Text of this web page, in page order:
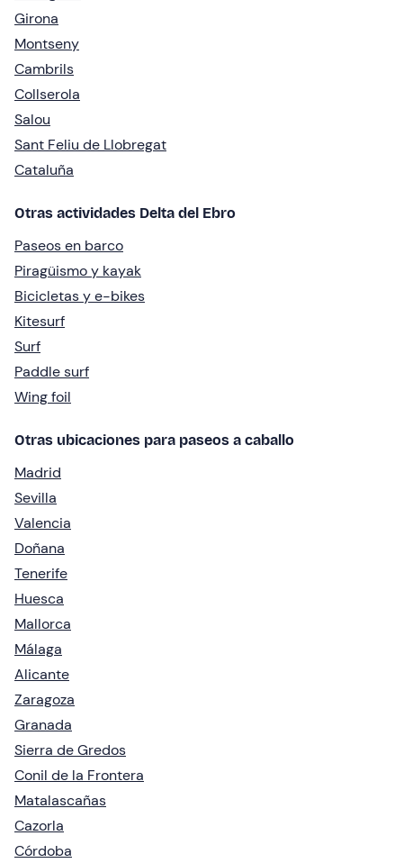
Girona
Montseny
Cambrils
Collserola
Salou
Sant Feliu de Llobregat
Cataluña
Otras actividades Delta del Ebro
Paseos en barco
Piragüismo y kayak
Bicicletas y e-bikes
Kitesurf
Surf
Paddle surf
Wing foil
Otras ubicaciones para paseos a caballo
Madrid
Sevilla
Valencia
Doñana
Tenerife
Huesca
Mallorca
Málaga
Alicante
Zaragoza
Granada
Sierra de Gredos
Conil de la Frontera
Matalascañas
Cazorla
Córdoba